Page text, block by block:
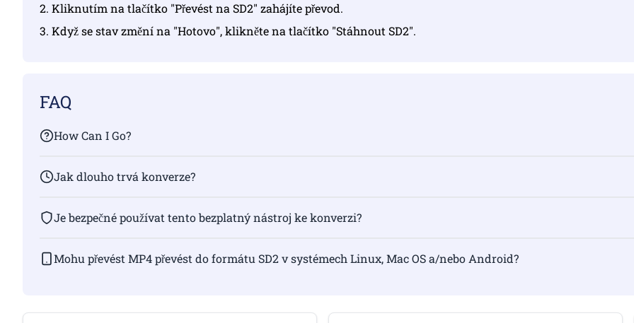
2. Kliknutím na tlačítko "Převést na SD2" zahájíte převod.
3. Když se stav změní na "Hotovo", klikněte na tlačítko "Stáhnout SD2".
FAQ
How Can I Go?
Jak dlouho trvá konverze?
Je bezpečné používat tento bezplatný nástroj ke konverzi?
Mohu převést MP4 převést do formátu SD2 v systémech Linux, Mac OS a/nebo Android?